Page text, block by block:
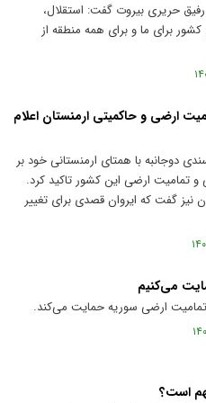
رفیق حریری بیروت گفت: استقلال،
برای ما و برای همه منطقه از
ارضی و حاکمیتی ارمنستان اعلام
دوجانبه با همتای ارمنستانی خود بر
تمامیت ارضی این کشور تاکید کرد.
نیز گفت که ایروان قصدی برای تغییر
می‌کنیم
تمامیت ارضی سوریه حمایت می‌کند.
است؟